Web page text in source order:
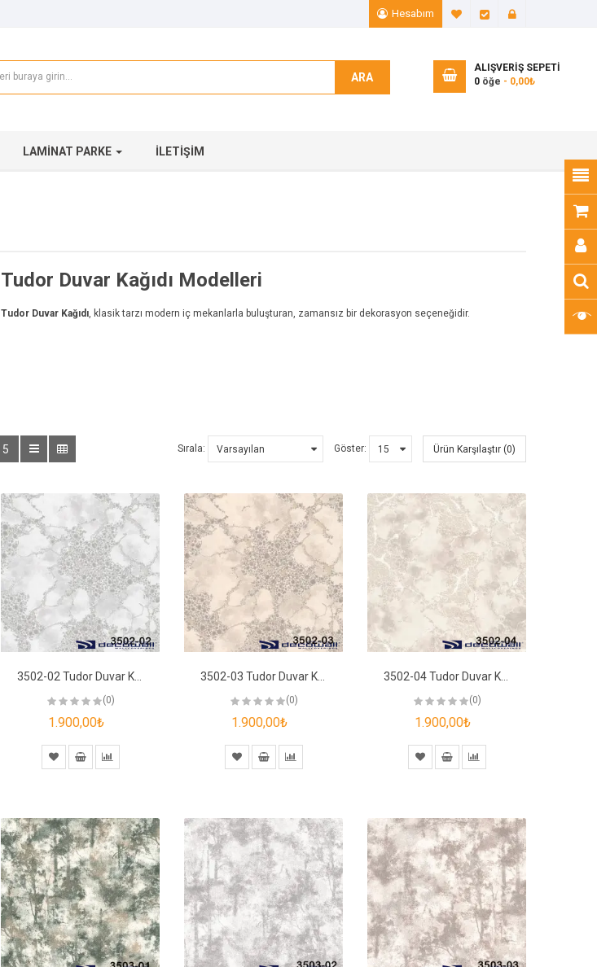
Hesabım A. Listem (0)
Ödeme
ARA
ALIŞVERIŞ SEPETI
0 öğe - 0,00₺
LAMINAT PARKE İLETIŞIM
Tudor Duvar Kağıdı Modelleri
Tudor Duvar Kağıdı, klasik tarzı modern iç mekanlarla buluşturan, zamansız bir dekorasyon seçeneğidir.
5 Sırala: Göster: Ürün Karşılaştır (0)
(0)
1.900,00₺
(0)
1.900,00₺
(0)
1.900,00₺